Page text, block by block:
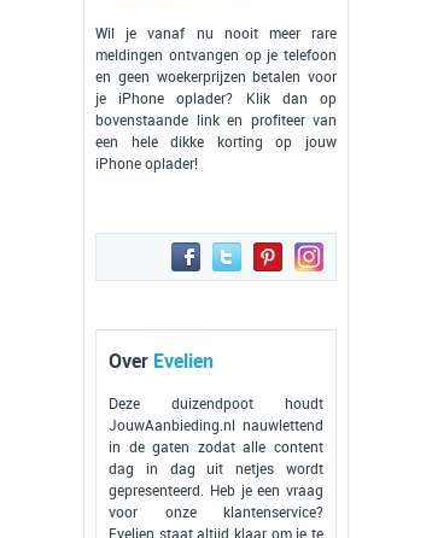
Wil je vanaf nu nooit meer rare
meldingen ontvangen op je telefoon
en geen woekerprijzen betalen voor
je iPhone oplader? Klik dan op
bovenstaande link en profiteer van
een hele dikke korting op jouw
iPhone oplader!
Over Evelien
Deze duizendpoot houdt
JouwAanbieding.nl nauwlettend
in de gaten zodat alle content
dag in dag uit netjes wordt
gepresenteerd. Heb je een vraag
voor onze klantenservice?
Evelien staat altijd klaar om je te